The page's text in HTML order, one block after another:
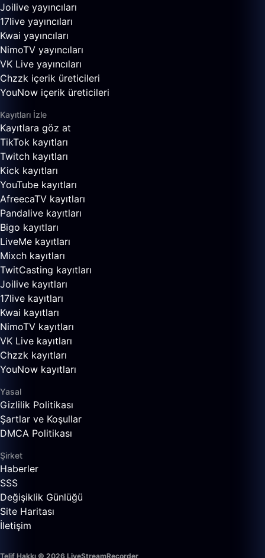
Joilive yayıncıları
17live yayıncıları
Kwai yayıncıları
NimoTV yayıncıları
VK Live yayıncıları
Chzzk içerik üreticileri
YouNow içerik üreticileri
Kayıtları İzle
Kayıtlara göz at
TikTok kayıtları
Twitch kayıtları
Kick kayıtları
YouTube kayıtları
AfreecaTV kayıtları
Pandalive kayıtları
Bigo kayıtları
LiveMe kayıtları
Mixch kayıtları
TwitCasting kayıtları
Joilive kayıtları
17live kayıtları
Kwai kayıtları
NimoTV kayıtları
VK Live kayıtları
Chzzk kayıtları
YouNow kayıtları
Yasal
Gizlilik Politikası
Şartlar ve Koşullar
DMCA Politikası
Şirket
Haberler
SSS
Değişiklik Günlüğü
Site Haritası
İletişim
Telif Hakkı © 2026 LiveStreamRecorder